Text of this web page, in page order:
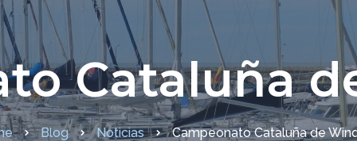
de Vela
Deportiva
Fitness
COVID-19
Ocio / Comercio
Chárter y actividades
náuticas
Servicios náuticos
Cataluña
Blog Noticias Campeonato Cataluña de